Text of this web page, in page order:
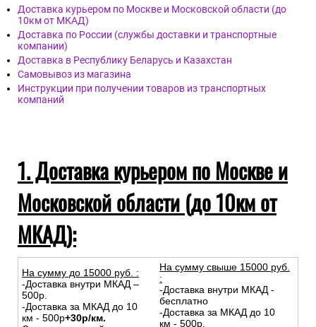
Доставка курьером по Москве и Московской области (до
10км от МКАД)
Доставка по России (службы доставки и транспортные
компании)
Доставка в Республику Беларусь и Казахстан
Самовывоз из магазина
Инструкции при получении товаров из транспортных
компаний
1. Доставка курьером по Москве и
Московской области (до 10км от
МКАД):
На сумму до 15000 руб. :
-Доставка внутри МКАД –
500р.
-Доставка за МКАД до 10
км - 500р+30р/км.
На сумму свыше 15000 руб.
:
-Доставка внутри МКАД -
бесплатно
-Доставка за МКАД до 10
км - 500р.